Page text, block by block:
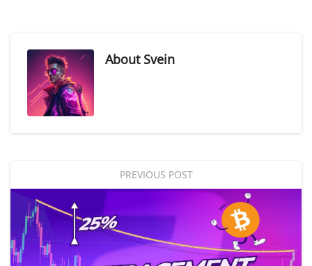
About Svein
PREVIOUS POST